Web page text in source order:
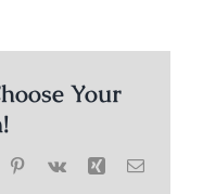
Your
Pinterest
Vk Xing Email